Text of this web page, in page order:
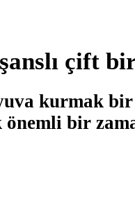
çift
kurmak
önemli bir